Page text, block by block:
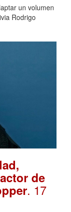
un volumen
Rodrigo
de
. 17